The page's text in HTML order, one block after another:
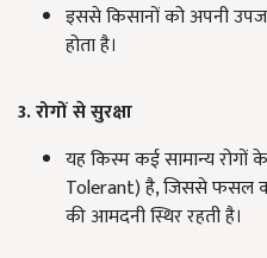
इससे किसानों को अपनी
होता है।
3. रोगों से सुरक्षा
यह किस्म कई सामान्य रोगों
Tolerant) है, जिससे फसल
की आमदनी स्थिर रहती है।